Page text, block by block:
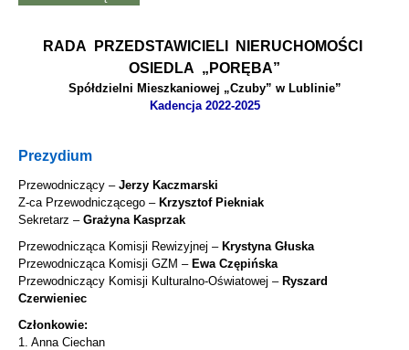
RADA PRZEDSTAWICIELI NIERUCHOMOŚCI
OSIEDLA „PORĘBA”
Spółdzielni Mieszkaniowej „Czuby” w Lublinie”
Kadencja 2022-2025
Prezydium
Przewodniczący – Jerzy Kaczmarski
Z-ca Przewodniczącego – Krzysztof Piekniak
Sekretarz – Grażyna Kasprzak
Przewodnicząca Komisji Rewizyjnej – Krystyna Głuska
Przewodnicząca Komisji GZM – Ewa Czępińska
Przewodniczący Komisji Kulturalno-Oświatowej – Ryszard
Czerwieniec
Członkowie:
1. Anna Ciechan